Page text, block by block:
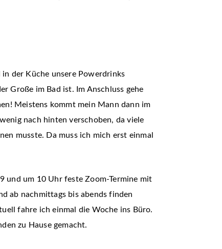
der Küche unsere Powerdrinks
Große im Bad ist. Im Anschluss gehe
Meistens kommt mein Mann dann im
nach hinten verschoben, da viele
musste. Da muss ich mich erst einmal
und um 10 Uhr feste Zoom-Termine mit
ab nachmittags bis abends finden
fahre ich einmal die Woche ins Büro.
zu Hause gemacht.